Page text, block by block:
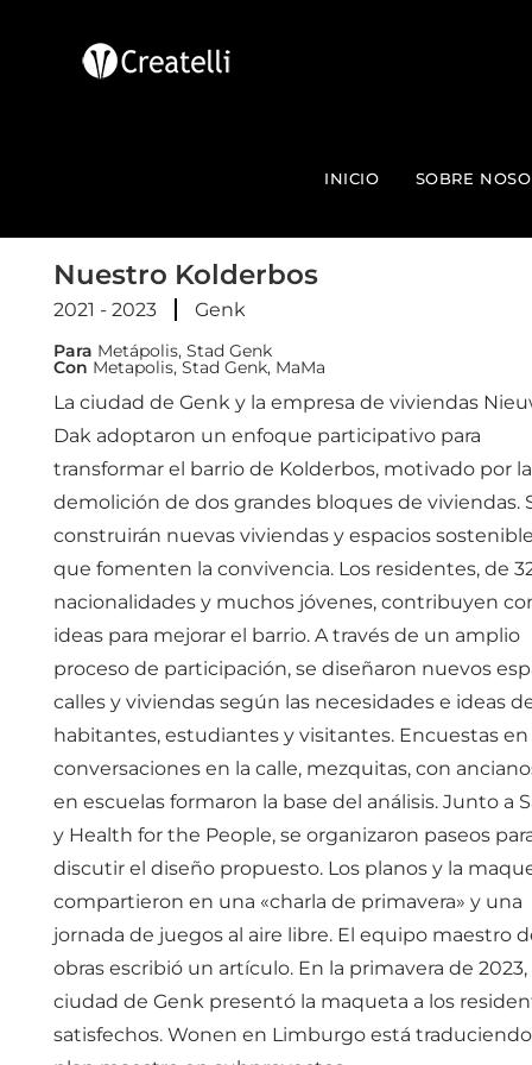
INICIO SOBRE
Nuestro Kolderbos
2021 - 2023 Genk
Para Metápolis, Stad Genk
Con Metapolis, Stad Genk, MaMa
La ciudad de Genk y la empresa de viviendas
Dak adoptaron un enfoque participativo para
transformar el barrio de Kolderbos, motivado por la
demolición de dos grandes bloques de viviendas.
construirán nuevas viviendas y espacios
que fomenten la convivencia. Los residentes, de
nacionalidades y muchos jóvenes, contribuyen
ideas para mejorar el barrio. A través de un amplio
proceso de participación, se diseñaron nuevos
calles y viviendas según las necesidades e ideas
habitantes, estudiantes y visitantes. Encuestas en
conversaciones en la calle, mezquitas, con
en escuelas formaron la base del análisis. Junto a
y Health for the People, se organizaron paseos
discutir el diseño propuesto. Los planos y la
compartieron en una «charla de primavera» y una
jornada de juegos al aire libre. El equipo maestro
obras escribió un artículo. En la primavera de 2023,
ciudad de Genk presentó la maqueta a los
satisfechos. Wonen en Limburgo está